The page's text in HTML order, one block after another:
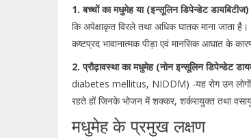
1. बच्चों का मधुमेह या (इन्सूलिन डिपेन्डेट
कि अपेक्षाकृत विरले तथा अधिक घातक माना जाता
कष्टप्रद भावानात्मक पीड़ा एवं मानसिक आघात के
2. प्रौढ़ावस्था का मधुमेह (नोन इन्सूलिन डिपेन्डेट
diabetes mellitus, NIDDM) -यह रोग उन लोगों
रहते हों जिनके भोजन में शक्कर, शर्करायुक्त तथा
मधुमेह के प्रमुख लक्षण